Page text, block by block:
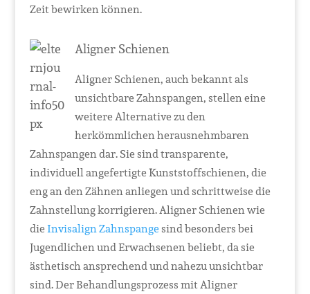
Zeit bewirken können.
Aligner Schienen
Aligner Schienen, auch bekannt als
unsichtbare Zahnspangen, stellen eine
weitere Alternative zu den
herkömmlichen herausnehmbaren
Zahnspangen dar. Sie sind transparente,
individuell angefertigte Kunststoffschienen, die
eng an den Zähnen anliegen und schrittweise die
Zahnstellung korrigieren. Aligner Schienen wie
dieInvisalign Zahnspangesind besonders bei
Jugendlichen und Erwachsenen beliebt, da sie
ästhetisch ansprechend und nahezu unsichtbar
sind. Der Behandlungsprozess mit Aligner